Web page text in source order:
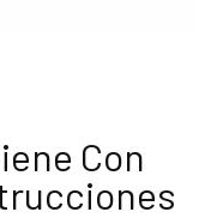
Con